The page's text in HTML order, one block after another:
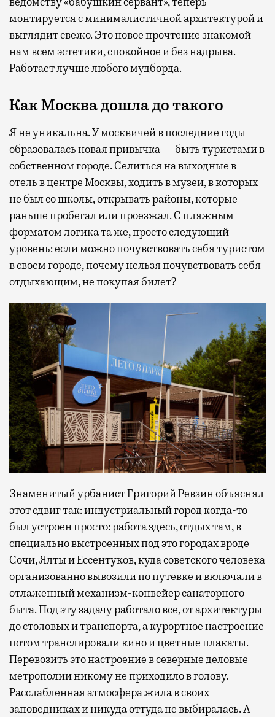
монтируется с минималистичной архитектурой и
выглядит свежо. Это новое прочтение знакомой
нам всем эстетики, спокойное и без надрыва.
Работает лучше любого мудборда.
Как Москва дошла до такого
Я не уникальна. У москвичей в последние годы
образовалась новая привычка — быть туристами в
собственном городе. Селиться на выходные в
отель в центре Москвы, ходить в музеи, в которых
не был со школы, открывать районы, которые
раньше пробегал или проезжал. С пляжным
форматом логика та же, просто следующий
уровень: если можно почувствовать себя туристом
в своем городе, почему нельзя почувствовать себя
отдыхающим, не покупая билет?
Знаменитый урбанист Григорий Ревзинобъяснял
этот сдвиг так: индустриальный город когда-то
был устроен просто: работа здесь, отдых там, в
специально выстроенных под это городах вроде
Сочи, Ялты и Ессентуков, куда советского человека
организованно вывозили по путевке и включали в
отлаженный механизм-конвейер санаторного
быта. Под эту задачу работало все, от архитектуры
до столовых и транспорта, а курортное настроение
потом транслировали кино и цветные плакаты.
Перевозить это настроение в северные деловые
метрополии никому не приходило в голову.
Расслабленная атмосфера жила в своих
заповедниках и никуда оттуда не выбиралась. А